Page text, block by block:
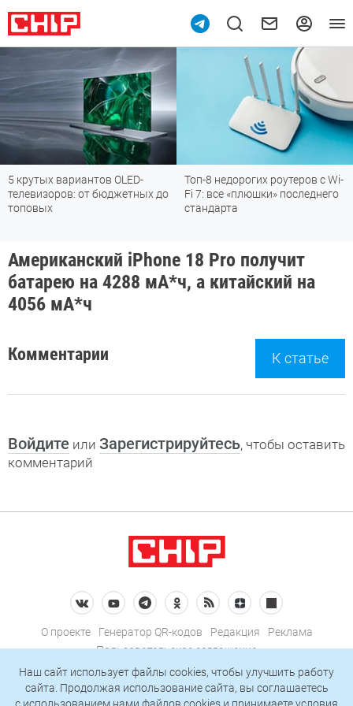
5 крутых вариантов OLED-
телевизоров: от бюджетных до
топовых
Топ-8 недорогих роутеров с Wi-
Fi 7: все «плюшки» последнего
стандарта
Американский iPhone 18 Pro получит
батарею на 4288 мА*ч, а китайский на
4056 мА*ч
Комментарии К статье
Войдите или Зарегистрируйтесь, чтобы оставить
комментарий
О проекте Генератор QR-кодов Редакция
Реклама
Пользовательское соглашение
Политика конфиденциальности
Подписаться на рассылку
Наш сайт использует файлы cookies, чтобы улучшить работу
сайта. Продолжая использование сайта, вы соглашаетесь